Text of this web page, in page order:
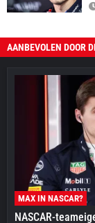
AANBEVOLEN DOOR
MAX IN NASCAR?
NASCAR-